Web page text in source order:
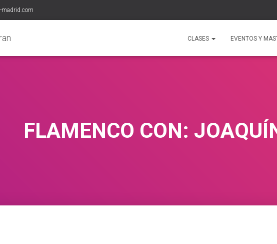
madrid.com
CLASES EVENTOS Y
FLAMENCO CON: